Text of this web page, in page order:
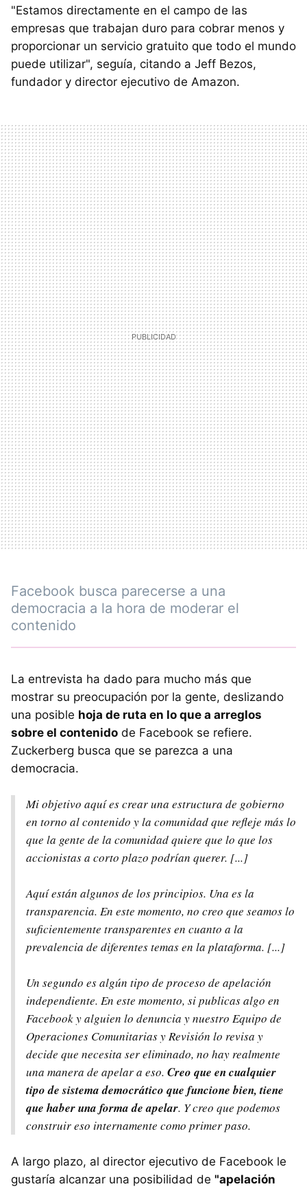
"Estamos directamente en el campo de las
empresas que trabajan duro para cobrar menos y
proporcionar un servicio gratuito que todo el mundo
puede utilizar", seguía, citando a Jeff Bezos,
fundador y director ejecutivo de Amazon.
Facebook busca parecerse a una
democracia a la hora de moderar el
contenido
La entrevista ha dado para mucho más que
mostrar su preocupación por la gente, deslizando
una posible hoja de ruta en lo que a arreglos
sobre el contenido de Facebook se refiere.
Zuckerberg busca que se parezca a una
democracia.
Mi objetivo aquí es crear una estructura de gobierno
en torno al contenido y la comunidad que refleje más lo
que la gente de la comunidad quiere que lo que los
accionistas a corto plazo podrían querer. [...]
Aquí están algunos de los principios. Una es la
transparencia. En este momento, no creo que seamos lo
suficientemente transparentes en cuanto a la
prevalencia de diferentes temas en la plataforma. [...]
Un segundo es algún tipo de proceso de apelación
independiente. En este momento, si publicas algo en
Facebook y alguien lo denuncia y nuestro Equipo de
Operaciones Comunitarias y Revisión lo revisa y
decide que necesita ser eliminado, no hay realmente
una manera de apelar a eso. Creo que en cualquier
tipo de sistema democrático que funcione bien, tiene
que haber una forma de apelar. Y creo que podemos
construir eso internamente como primer paso.
A largo plazo, al director ejecutivo de Facebook le
gustaría alcanzar una posibilidad de "apelación